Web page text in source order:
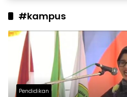
#kampus
Pendidikan